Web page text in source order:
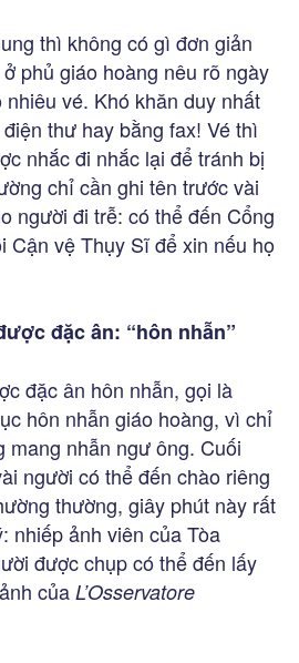
thì không có gì đơn giản
phủ giáo hoàng nêu rõ ngày
vé. Khó khăn duy nhất
thư hay bằng fax! Vé thì
nhắc đi nhắc lại để tránh bị
chỉ cần ghi tên trước vài
người đi trễ: có thể đến Cổng
Cận vệ Thụy Sĩ để xin nếu họ
đặc ân: “hôn nhẫn”
đặc ân hôn nhẫn, gọi là
hôn nhẫn giáo hoàng, vì chỉ
mang nhẫn ngư ông. Cuối
người có thể đến chào riêng
thường, giây phút này rất
nhiếp ảnh viên của Tòa
được chụp có thể đến lấy
của L’Osservatore